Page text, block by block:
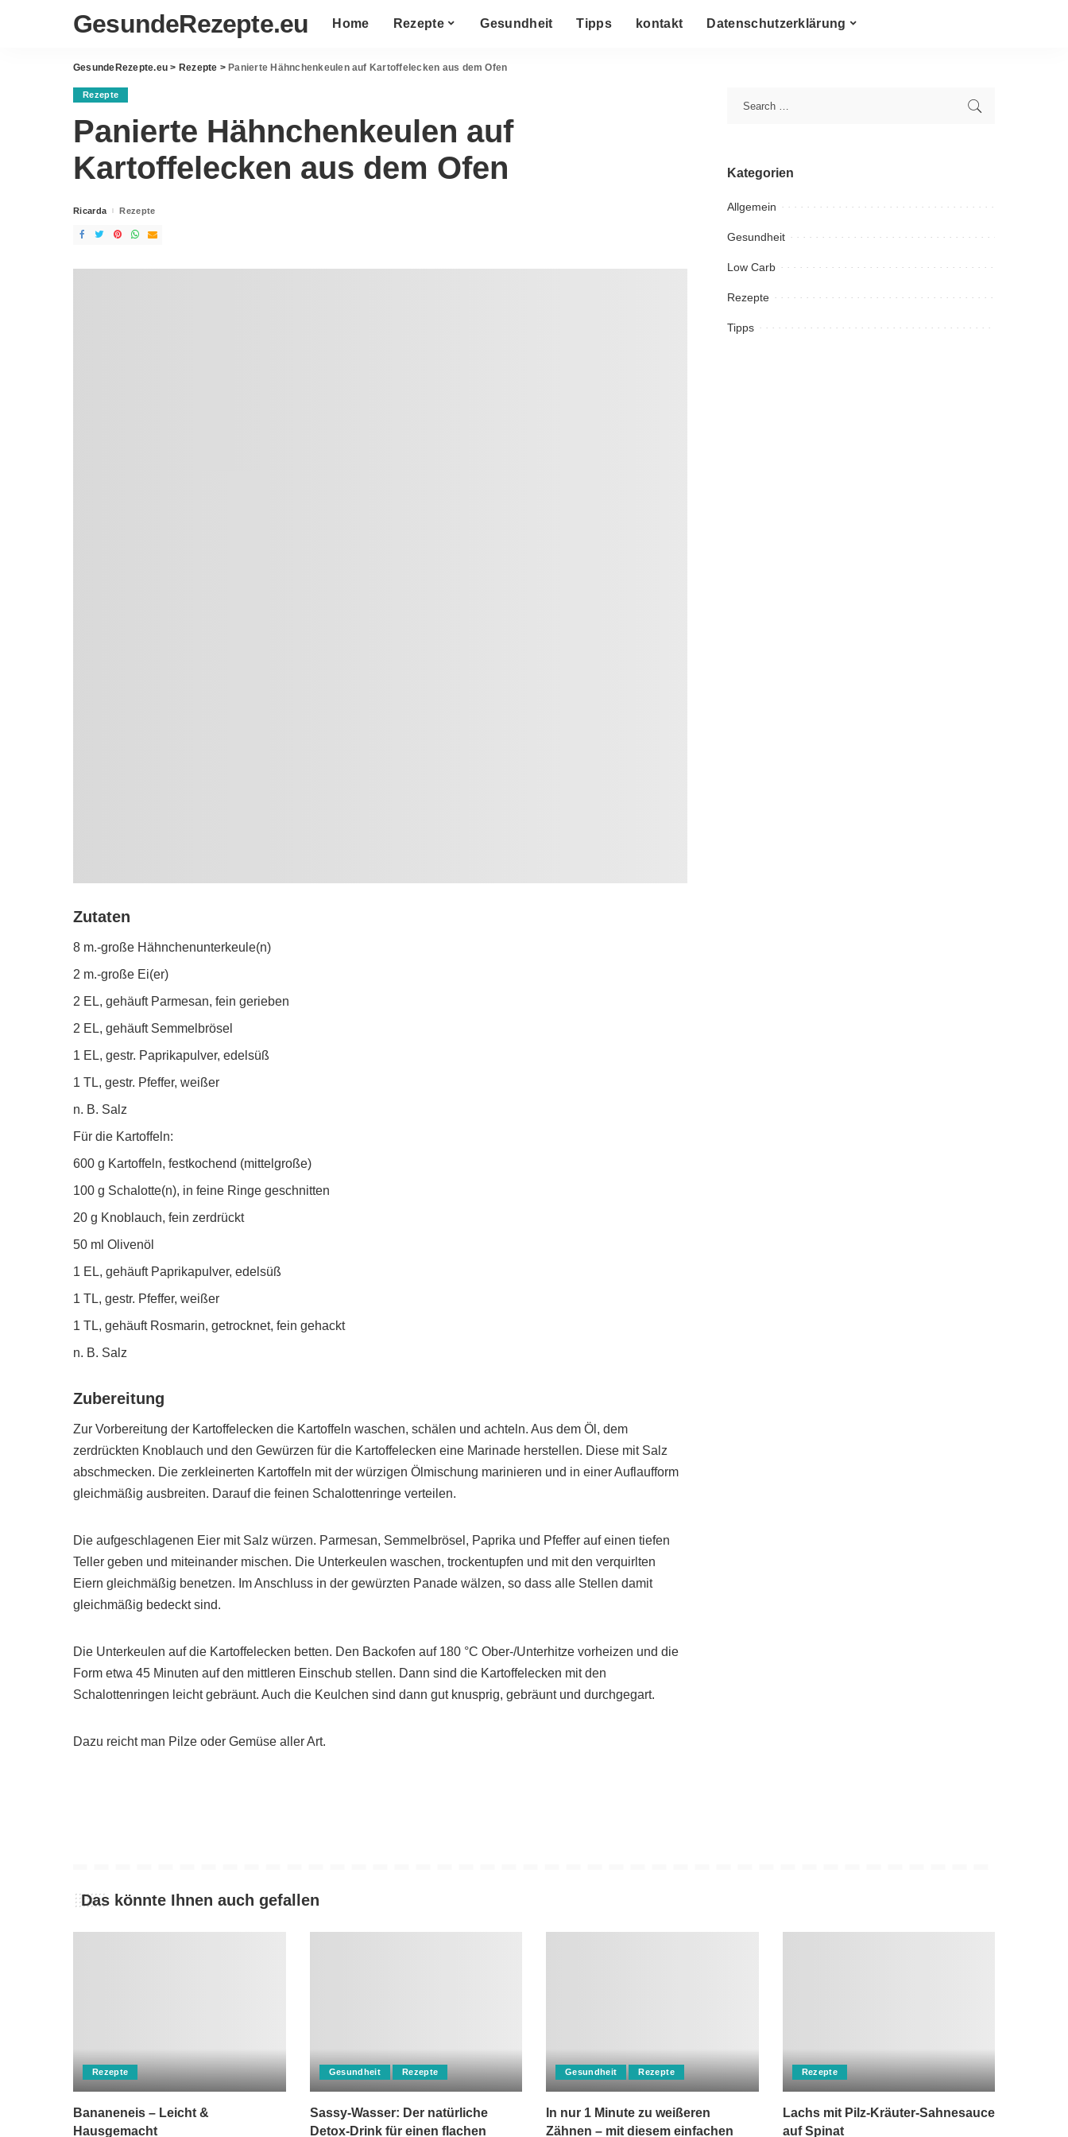
GesundeRezepte.eu Home Rezepte Gesundheit Tipps kontakt Datenschutzerklärung
GesundeRezepte.eu > Rezepte > Panierte Hähnchenkeulen auf Kartoffelecken aus dem Ofen
Rezepte
Panierte Hähnchenkeulen auf
Kartoffelecken aus dem Ofen
Posted
Ricarda Rezepte
Zutaten
8 m.-große Hähnchenunterkeule(n)
2 m.-große Ei(er)
2 EL, gehäuft Parmesan, fein gerieben
2 EL, gehäuft Semmelbrösel
1 EL, gestr. Paprikapulver, edelsüß
1 TL, gestr. Pfeffer, weißer
n. B. Salz
Für die Kartoffeln:
600 g Kartoffeln, festkochend (mittelgroße)
100 g Schalotte(n), in feine Ringe geschnitten
20 g Knoblauch, fein zerdrückt
50 ml Olivenöl
1 EL, gehäuft Paprikapulver, edelsüß
1 TL, gestr. Pfeffer, weißer
1 TL, gehäuft Rosmarin, getrocknet, fein gehackt
n. B. Salz
Zubereitung
Zur Vorbereitung der Kartoffelecken die Kartoffeln waschen, schälen und achteln. Aus dem Öl, dem
zerdrückten Knoblauch und den Gewürzen für die Kartoffelecken eine Marinade herstellen. Diese mit Salz
abschmecken. Die zerkleinerten Kartoffeln mit der würzigen Ölmischung marinieren und in einer Auflaufform
gleichmäßig ausbreiten. Darauf die feinen Schalottenringe verteilen.
Die aufgeschlagenen Eier mit Salz würzen. Parmesan, Semmelbrösel, Paprika und Pfeffer auf einen tiefen
Teller geben und miteinander mischen. Die Unterkeulen waschen, trockentupfen und mit den verquirlten
Eiern gleichmäßig benetzen. Im Anschluss in der gewürzten Panade wälzen, so dass alle Stellen damit
gleichmäßig bedeckt sind.
Die Unterkeulen auf die Kartoffelecken betten. Den Backofen auf 180 °C Ober-/Unterhitze vorheizen und die
Form etwa 45 Minuten auf den mittleren Einschub stellen. Dann sind die Kartoffelecken mit den
Schalottenringen leicht gebräunt. Auch die Keulchen sind dann gut knusprig, gebräunt und durchgegart.
Dazu reicht man Pilze oder Gemüse aller Art.
Kategorien
Allgemein
Gesundheit
Low Carb
Rezepte
Tipps
Das könnte Ihnen auch gefallen
Rezepte
Bananeneis – Leicht &
Hausgemacht
Gesundheit Rezepte
Sassy-Wasser: Der natürliche
Detox-Drink für einen flachen
Gesundheit Rezepte
In nur 1 Minute zu weißeren
Zähnen – mit diesem einfachen
Rezepte
Lachs mit Pilz-Kräuter-Sahnesauce
auf Spinat